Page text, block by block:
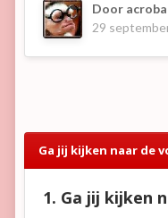
Door
29
Ga jij kijken naar de
1. Ga jij kijken